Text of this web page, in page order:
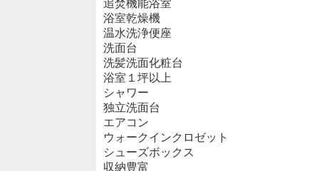
追焚機能浴室
浴室乾燥機
温水洗浄便座
洗面台
洗髪洗面化粧台
浴室１坪以上
シャワー
独立洗面台
エアコン
ウォークインクロゼット
シューズボックス
収納豊富